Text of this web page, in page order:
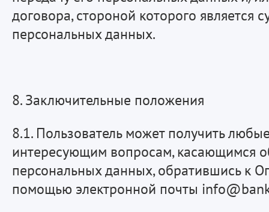
договора, стороной которого является
персональных данных.
8. Заключительные положения
8.1. Пользователь может получить
интересующим вопросам, касающимся
персональных данных, обратившись к
помощью электронной почты